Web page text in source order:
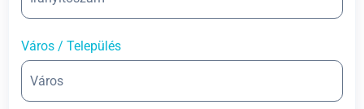
Város / Település